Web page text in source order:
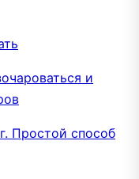
и
Простой способ